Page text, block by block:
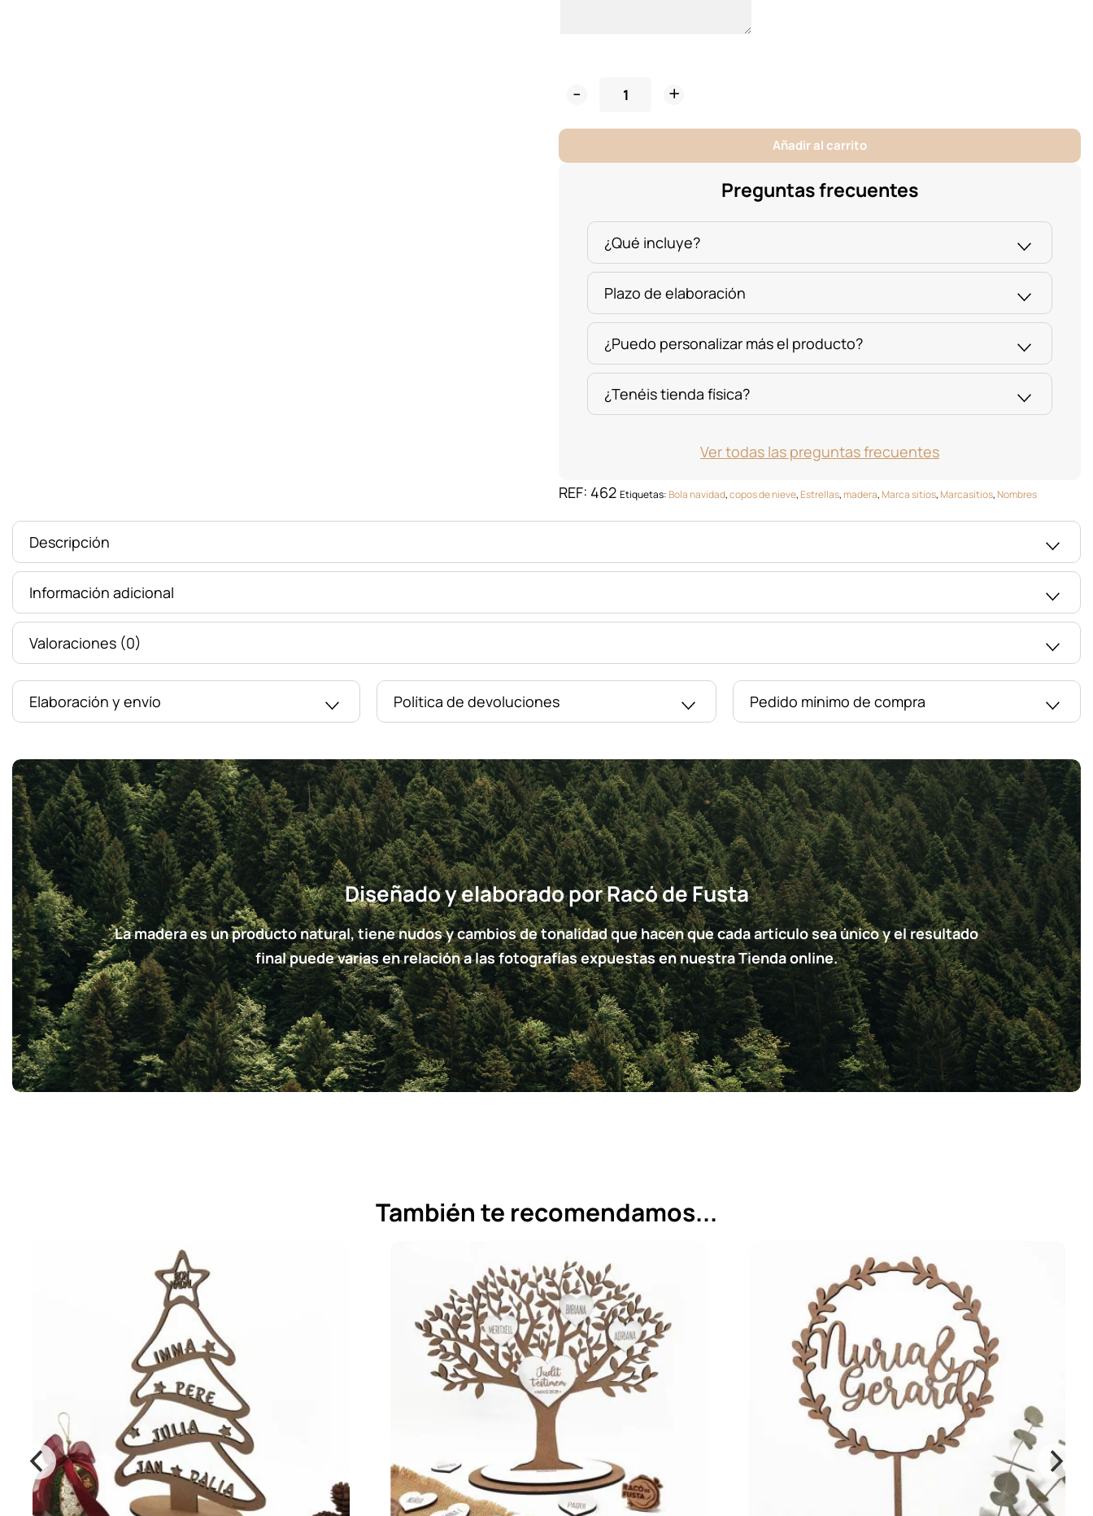
Copos-
Añadir al carrito
Preguntas frecuentes
¿Qué incluye?
Plazo de elaboración
¿Puedo personalizar más el producto?
¿Tenéis tienda física?
Ver todas las preguntas frecuentes
REF: 462 Etiquetas:Bola navidad,copos de nieve,Estrellas,madera,Marca sitios,Marcasitios,Nombres
Descripción
Información adicional
Valoraciones (0)
Elaboración y envío Política de devoluciones Pedido mínimo de compra
Diseñado y elaborado por Racó de Fusta
La madera es un producto natural, tiene nudos y cambios de tonalidad que hacen que cada artículo sea único y el resultado
final puede varias en relación a las fotografías expuestas en nuestra Tienda online.
También te recomendamos...